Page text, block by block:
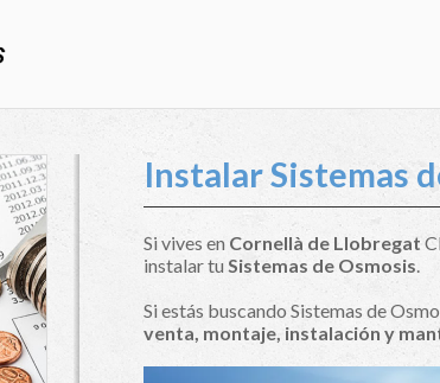
Instalar Sistemas
Si vives en Cornellà de Llobregat
instalar tuSistemas de Osmosis.
Si estás buscando Sistemas de
venta, montaje, instalación y